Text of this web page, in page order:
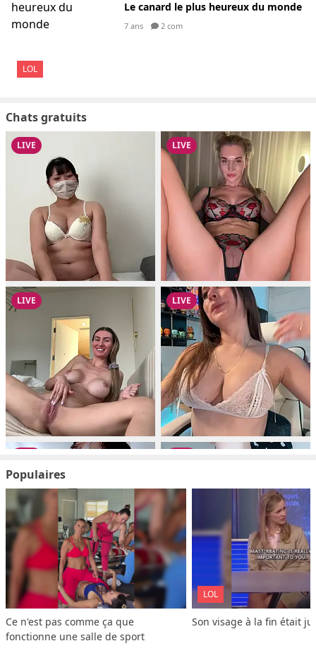
LOL
Le canard le plus heureux du monde
7 ans 2 com
Chats gratuits
Populaires
Ce n'est pas comme ça que
fonctionne une salle de sport
LOL
Son visage à la fin était